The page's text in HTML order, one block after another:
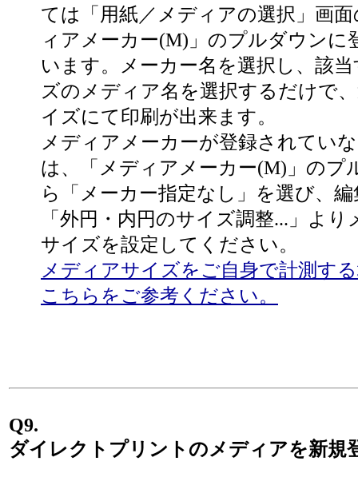
ては「用紙／メディアの選択」画
ィアメーカー(M)」のプルダウンに
います。メーカー名を選択し、該
ズのメディア名を選択するだけで
イズにて印刷が出来ます。
メディアメーカーが登録されてい
は、「メディアメーカー(M)」のプ
ら「メーカー指定なし」を選び、
「外円・内円のサイズ調整...」よ
サイズを設定してください。
メディアサイズをご自身で計測す
こちらをご参考ください。
Q9.
ダイレクトプリントのメディアを新規